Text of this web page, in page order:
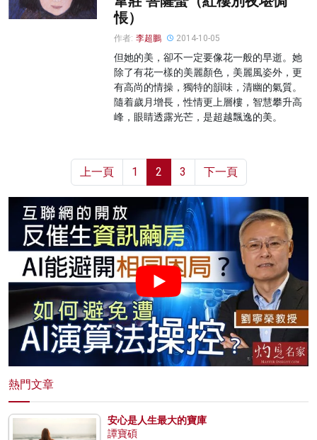
悵）
作者: 李超鵬 2014-10-05
但她的美，卻不一定要像花一般的早逝。她
除了有花一樣的美麗顏色，美麗風姿外，更
有高尚的情操，獨特的韻味，清幽的氣質。
隨着歲月增長，性情更上層樓，智慧攀升高
峰，眼睛透露光芒，是超越飄逸的美。
上一頁 1 2 3 下一頁
熱門文章
安心是人生最大的寶庫
譚寶碩